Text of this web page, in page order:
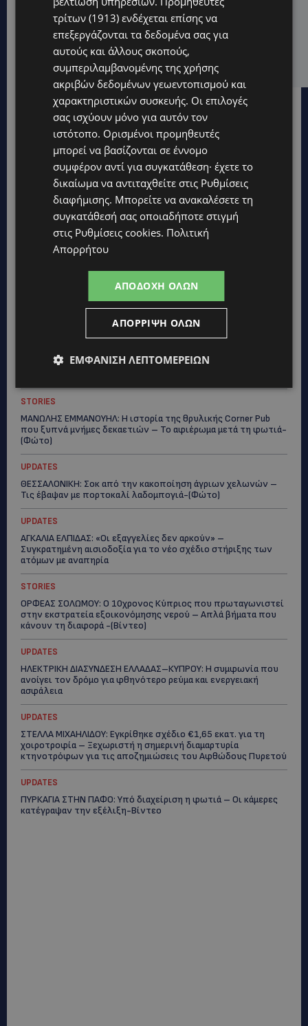
STORIES
ΟΡΦΕΑΣ ΣΟΛΩΜΟΥ: Ο 10χρονος Κύπριος που
πρωταγωνιστεί στην εκστρατεία εξοικονόμησης
νερού – Απλά βήματα που κάνουν τη διαφορά -
(Βίντεο)
ΦΩΤΙΑ ΣΤΟΝ ΒΟΛΟ: Στις φλόγες περιοχή πάνω από το αρχαίο
STORIES
ΜΑΝΩΛΗΣ ΕΜΜΑΝΟΥΗΛ: Η ιστορία της θρυλικής Corner Pub
που ξυπνά μνήμες δεκαετιών – Το αφιέρωμα μετά τη φωτιά-
(Φώτο)
UPDATES
ΘΕΣΣΑΛΟΝΙΚΗ: Σοκ από την κακοποίηση άγριων χελωνών –
Τις έβαψαν με πορτοκαλί λαδομπογιά-(Φώτο)
UPDATES
ΑΓΚΑΛΙΑ ΕΛΠΙΔΑΣ: «Οι εξαγγελίες δεν αρκούν» –
Συγκρατημένη αισιοδοξία για το νέο σχέδιο στήριξης των
ατόμων με αναπηρία
STORIES
ΟΡΦΕΑΣ ΣΟΛΩΜΟΥ: Ο 10χρονος Κύπριος που πρωταγωνιστεί
στην εκστρατεία εξοικονόμησης νερού – Απλά βήματα που
κάνουν τη διαφορά -(Βίντεο)
UPDATES
ΗΛΕΚΤΡΙΚΗ ΔΙΑΣΥΝΔΕΣΗ ΕΛΛΑΔΑΣ–ΚΥΠΡΟΥ: Η συμφωνία που
ανοίγει τον δρόμο για φθηνότερο ρεύμα και ενεργειακή
ασφάλεια
UPDATES
ΣΤΕΛΛΑ ΜΙΧΑΗΛΙΔΟΥ: Εγκρίθηκε σχέδιο €1,65 εκατ. για τη
χοιροτροφία – Ξεχωριστή η σημερινή διαμαρτυρία
κτηνοτρόφων για τις αποζημιώσεις του Αφθώδους Πυρετού
UPDATES
ΠΥΡΚΑΓΙΑ ΣΤΗΝ ΠΑΦΟ: Υπό διαχείριση η φωτιά – Οι κάμερες
κατέγραψαν την εξέλιξη-Βίντεο
τρίτων (1913) ενδέχεται επίσης να
επεξεργάζονται τα δεδομένα σας για
αυτούς και άλλους σκοπούς,
συμπεριλαμβανομένης της χρήσης
ακριβών δεδομένων γεωεντοπισμού και
χαρακτηριστικών συσκευής. Οι επιλογές
σας ισχύουν μόνο για αυτόν τον
ιστότοπο. Ορισμένοι προμηθευτές
μπορεί να βασίζονται σε έννομο
συμφέρον αντί για συγκατάθεση· έχετε το
δικαίωμα να αντιταχθείτε στις Ρυθμίσεις
διαφήμισης. Μπορείτε να ανακαλέσετε τη
συγκατάθεσή σας οποιαδήποτε στιγμή
στις Ρυθμίσεις cookies. Πολιτική
Απορρήτου
ΑΠΟΔΟΧΉ ΌΛΩΝ
ΑΠΌΡΡΙΨΗ ΌΛΩΝ
ΕΜΦΆΝΙΣΗ ΛΕΠΤΟΜΕΡΕΙΏΝ